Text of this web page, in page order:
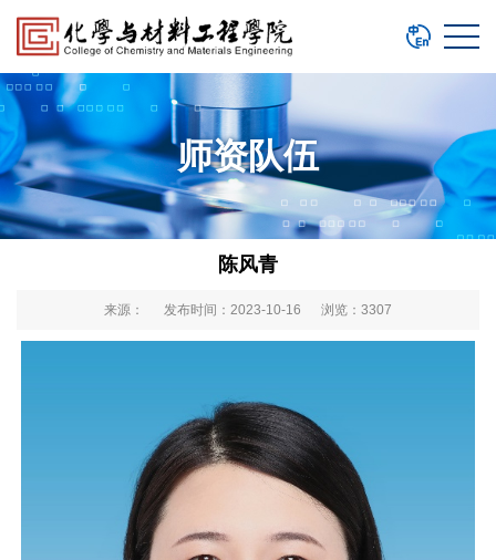
师资队伍
陈风青
来源： 发布时间：2023-10-16 浏览： 3307